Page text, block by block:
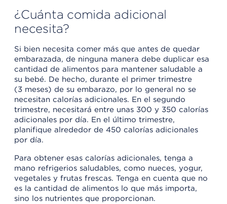
¿Cuánta comida adicional
necesita?
Si bien necesita comer más que antes de quedar
embarazada, de ninguna manera debe duplicar esa
cantidad de alimentos para mantener saludable a
su bebé. De hecho, durante el primer trimestre
(3 meses) de su embarazo, por lo general no se
necesitan calorías adicionales. En el segundo
trimestre, necesitará entre unas 300 y 350 calorías
adicionales por día. En el último trimestre,
planifique alrededor de 450 calorías adicionales
por día.
Para obtener esas calorías adicionales, tenga a
mano refrigerios saludables, como nueces, yogur,
vegetales y frutas frescas. Tenga en cuenta que no
es la cantidad de alimentos lo que más importa,
sino los nutrientes que proporcionan.